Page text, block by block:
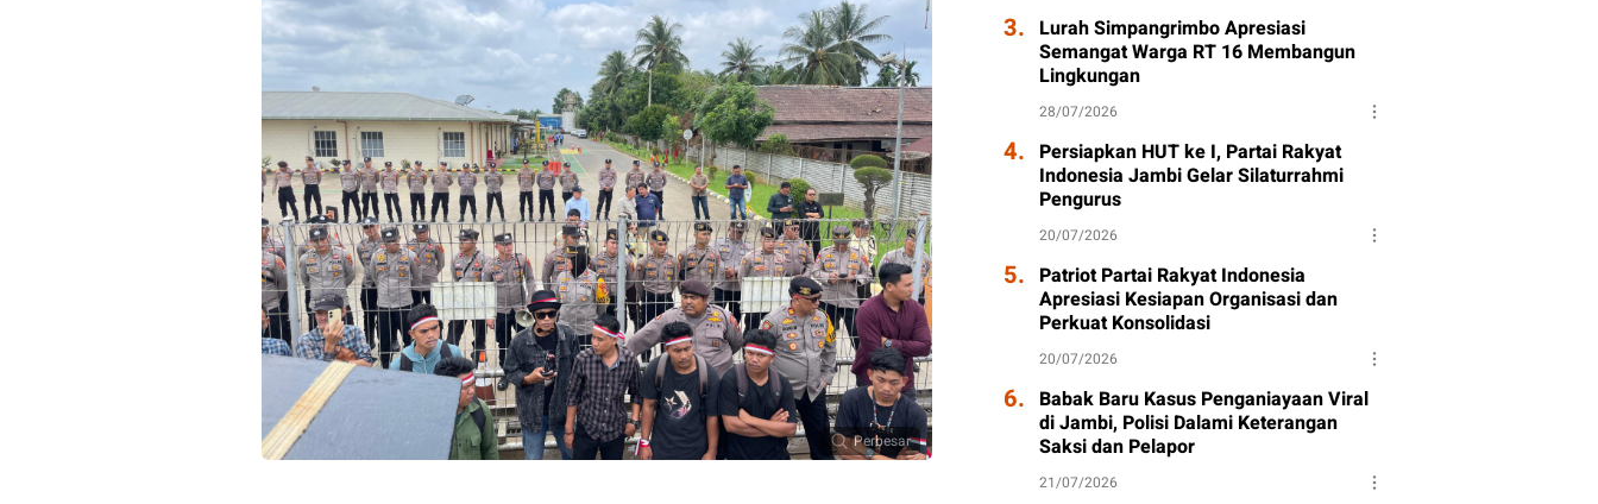
Perbesar
3. Lurah Simpangrimbo Apresiasi
Semangat Warga RT 16 Membangun
Lingkungan
28/07/2026
4. Persiapkan HUT ke I, Partai Rakyat
Indonesia Jambi Gelar Silaturrahmi
Pengurus
20/07/2026
5. Patriot Partai Rakyat Indonesia
Apresiasi Kesiapan Organisasi dan
Perkuat Konsolidasi
20/07/2026
6. Babak Baru Kasus Penganiayaan Viral
di Jambi, Polisi Dalami Keterangan
Saksi dan Pelapor
21/07/2026